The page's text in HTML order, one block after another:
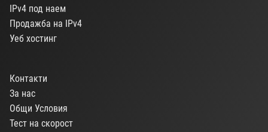
IPv4 под наем
Продажба на IPv4
Уеб хостинг
Контакти
За нас
Общи Условия
Тест на скорост